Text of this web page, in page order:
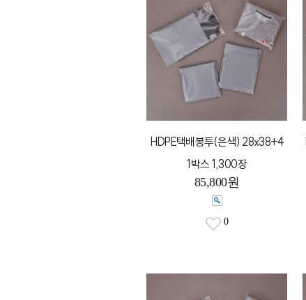
HDPE택배봉투(은색) 28x38+4
1박스 1,300장
85,800원
0